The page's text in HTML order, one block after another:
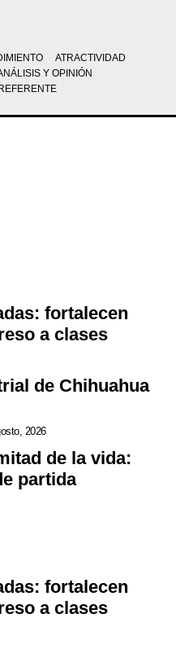
ATRACTIVIDAD
Y OPINIÓN
REFERENTE
fortalecen
a clases
de Chihuahua
2026
de la vida:
partida
fortalecen
a clases